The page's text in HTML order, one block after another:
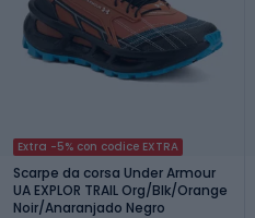
Extra -5% con codice EXTRA
Scarpe da corsa Under Armour
UA EXPLOR TRAIL Org/Blk/Orange
Noir/Anaranjado Negro